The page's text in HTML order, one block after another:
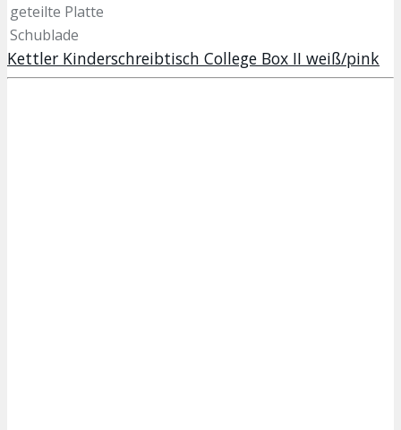
geteilte Platte
Schublade
Kettler Kinderschreibtisch College Box II weiß/pink